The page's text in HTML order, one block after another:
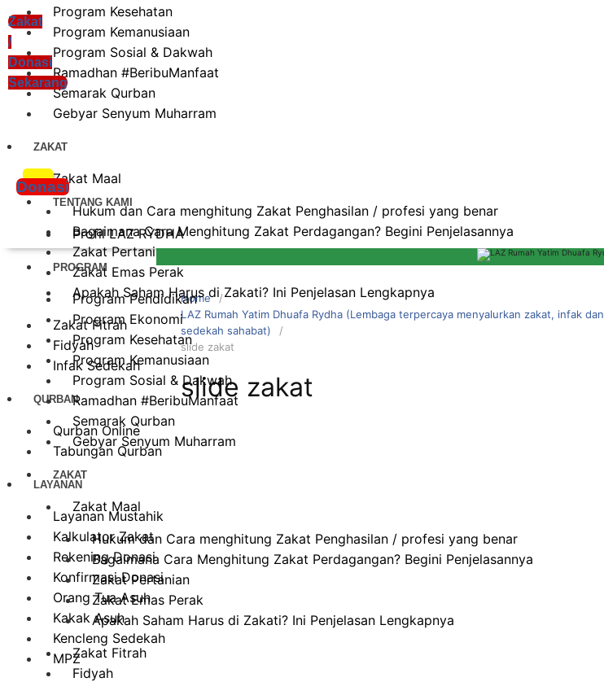
Program Kesehatan
Program Kemanusiaan
Program Sosial & Dakwah
Ramadhan #BeribuManfaat
Semarak Qurban
Gebyar Senyum Muharram
ZAKAT
Zakat Maal
Hukum dan Cara menghitung Zakat Penghasilan / profesi yang benar
Bagaimana Cara Menghitung Zakat Perdagangan? Begini Penjelasannya
Zakat Pertanian
Zakat Emas Perak
Apakah Saham Harus di Zakati? Ini Penjelasan Lengkapnya
Zakat Fitrah
Fidyah
Infak Sedekah
QURBAN
Qurban Online
Tabungan Qurban
LAYANAN
Layanan Mustahik
Kalkulator Zakat
Rekening Donasi
Konfirmasi Donasi
Orang Tua Asuh
Kakak Asuh
Kencleng Sedekah
MPZ
Zakat
/
Donasi
Sekarang
xzczc
Donasi
TENTANG KAMI
Profil LAZ RYDHA
PROGRAM
Program Pendidikan
Program Ekonomi
Program Kesehatan
Program Kemanusiaan
Program Sosial & Dakwah
Ramadhan #BeribuManfaat
Semarak Qurban
Gebyar Senyum Muharram
ZAKAT
Zakat Maal
Hukum dan Cara menghitung Zakat Penghasilan / profesi yang benar
Bagaimana Cara Menghitung Zakat Perdagangan? Begini Penjelasannya
Zakat Pertanian
Zakat Emas Perak
Apakah Saham Harus di Zakati? Ini Penjelasan Lengkapnya
Zakat Fitrah
Fidyah
Home
LAZ Rumah Yatim Dhuafa Rydha (Lembaga terpercaya menyalurkan zakat, infak dan
sedekah sahabat)
slide zakat
slide zakat